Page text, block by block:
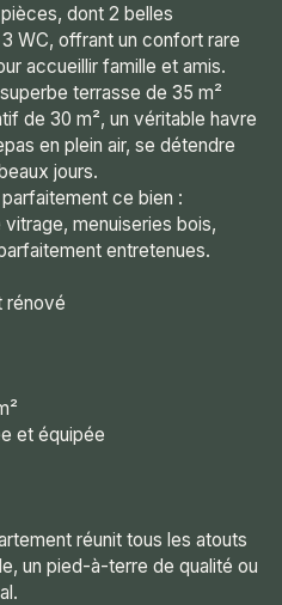
dont 2 belles
WC, offrant un confort rare
accueillir famille et amis.
terrasse de 35 m²
de 30 m², un véritable havre
en plein air, se détendre
jours.
ce bien :
menuiseries bois,
entretenues.
rénové
et équipée
réunit tous les atouts
un pied-à-terre de qualité ou